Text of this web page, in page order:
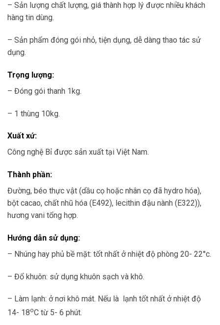
– Sản lượng chất lượng, giá thành hợp lý được nhiều khách
hàng tin dùng.
– Sản phẩm đóng gói nhỏ, tiện dụng, dễ dàng thao tác sử
dụng.
Trọng lượng:
– Đóng gói thanh 1kg.
– 1 thùng 10kg.
Xuất xứ:
Công nghệ Bỉ được sản xuất tại Việt Nam.
Thành phần:
Đường, béo thực vật (dầu cọ hoặc nhân cọ đã hydro hóa),
bột cacao, chất nhũ hóa (E492), lecithin đậu nành (E322)),
hương vani tổng hợp.
Hướng dẫn sử dụng:
– Nhúng hay phủ bề mặt: tốt nhất ở nhiệt độ phòng 20- 22°c.
– Đổ khuôn: sử dụng khuôn sạch và khô.
– Làm lạnh: ở nơi khô mát. Nếu là lạnh tốt nhất ở nhiệt độ
14- 18oC từ 5- 6 phút.